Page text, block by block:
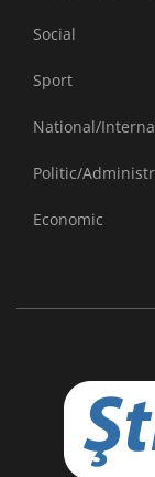
Social
Sport
National/
Politic/
Economic